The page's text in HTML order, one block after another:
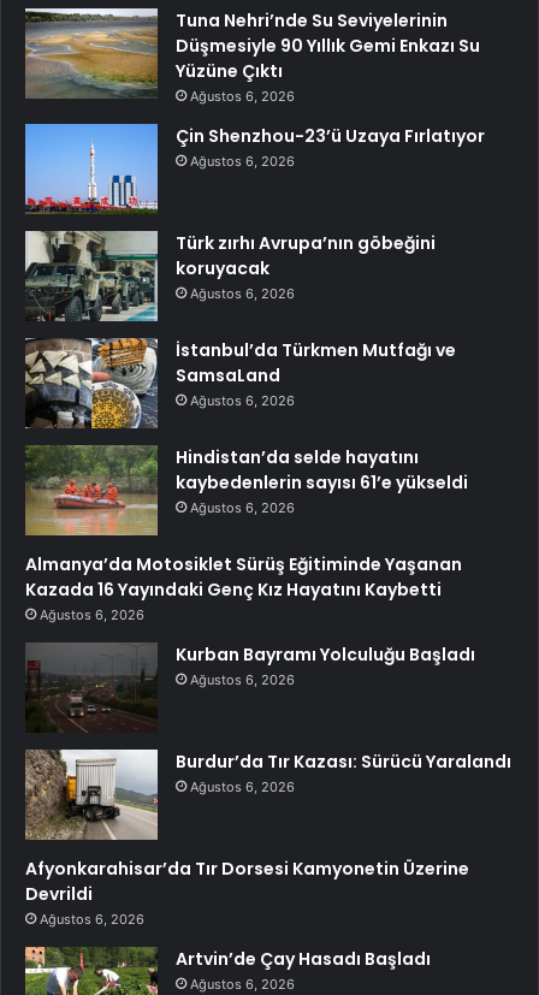
Tuna Nehri’nde Su Seviyelerinin
Düşmesiyle 90 Yıllık Gemi Enkazı Su
Yüzüne Çıktı
Ağustos 6, 2026
Çin Shenzhou-23’ü Uzaya Fırlatıyor
Ağustos 6, 2026
Türk zırhı Avrupa’nın göbeğini
koruyacak
Ağustos 6, 2026
İstanbul’da Türkmen Mutfağı ve
SamsaLand
Ağustos 6, 2026
Hindistan’da selde hayatını
kaybedenlerin sayısı 61’e yükseldi
Ağustos 6, 2026
Almanya’da Motosiklet Sürüş Eğitiminde Yaşanan
Kazada 16 Yayındaki Genç Kız Hayatını Kaybetti
Ağustos 6, 2026
Kurban Bayramı Yolculuğu Başladı
Ağustos 6, 2026
Burdur’da Tır Kazası: Sürücü Yaralandı
Ağustos 6, 2026
Afyonkarahisar’da Tır Dorsesi Kamyonetin Üzerine
Devrildi
Ağustos 6, 2026
Artvin’de Çay Hasadı Başladı
Ağustos 6, 2026